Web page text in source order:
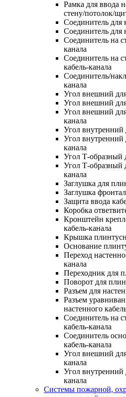
Рамка для ввода
стену/потолок/
Соединитель для
Соединитель для
Соединитель на
канала
Соединитель на
кабель-канала
Соединитель/
канала
Угол внешний
Угол внешний
Угол внешний
канала
Угол внутренний
Угол внутренний
канала
Угол Т-образный
Угол Т-образный
канала
Заглушка для
Заглушка
Защита ввода
Коробка
Кронштейн
кабель-канала
Крышка
Основание
Переход
канала
Переходник для
Поворот для
Разъем для
Разъем
настенного
Соединитель на
кабель-канала
Соединитель
кабель-канала
Угол внешний
канала
Угол внутренний
канала
Системы пожарной,